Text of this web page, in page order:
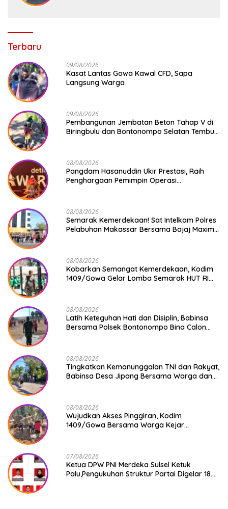
Terbaru
09/08/2026
Kasat Lantas Gowa Kawal CFD, Sapa
Langsung Warga
09/08/2026
Pembangunan Jembatan Beton Tahap V di
Biringbulu dan Bontonompo Selatan Tembus
08/08/2026
Pangdam Hasanuddin Ukir Prestasi, Raih
Penghargaan Pemimpin Operasi
08/08/2026
Semarak Kemerdekaan! Sat Intelkam Polres
Pelabuhan Makassar Bersama Bajaj Maxim
08/08/2026
Kobarkan Semangat Kemerdekaan, Kodim
1409/Gowa Gelar Lomba Semarak HUT RI
08/08/2026
Latih Keteguhan Hati dan Disiplin, Babinsa
Bersama Polsek Bontonompo Bina Calon
08/08/2026
Tingkatkan Kemanunggalan TNI dan Rakyat,
Babinsa Desa Jipang Bersama Warga dan
08/08/2026
Wujudkan Akses Pinggiran, Kodim
1409/Gowa Bersama Warga Kejar
07/08/2026
Ketua DPW PNI Merdeka Sulsel Ketuk
Palu,Pengukuhan Struktur Partai Digelar 18